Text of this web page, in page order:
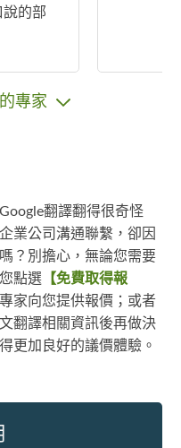
的部
專家
翻譯翻得很奇怪
業公司溝通聯繫，卻因
？別擔心，無論您需要
點選 【免費取得報
家向您提供報價；或者
翻譯相關資訊後再做決
更加良好的議價體驗。